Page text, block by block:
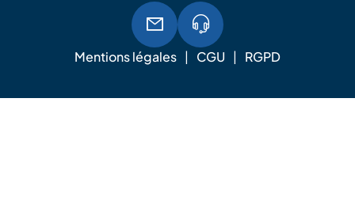
Mentions légales CGU RGPD